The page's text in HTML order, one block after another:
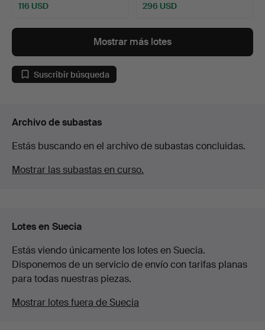
116 USD 296 USD
Mostrar más lotes
Suscribir búsqueda
Archivo de subastas
Estás buscando en el archivo de subastas concluidas.
Mostrar las subastas en curso.
Lotes en Suecia
Estás viendo únicamente los lotes en Suecia.
Disponemos de un servicio de envío con tarifas planas
para todas nuestras piezas.
Mostrar lotes fuera de Suecia